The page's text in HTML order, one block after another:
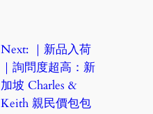
Next: ｜新品入荷
｜詢問度超高：新
加坡 Charles &
Keith 親民價包包